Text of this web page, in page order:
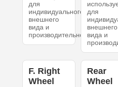
для
индивидуального
внешнего
вида и
производительности.
для
внешнего
вида и
F. Right
Wheel
Rear
Wheel